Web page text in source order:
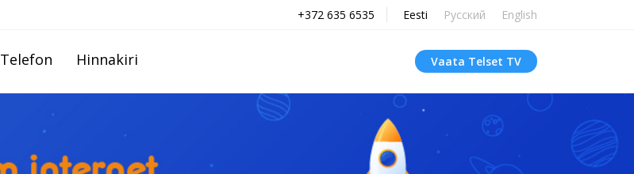
+372 635 6535 Eesti Русский English
Telefon Hinnakiri Vaata Telset TV